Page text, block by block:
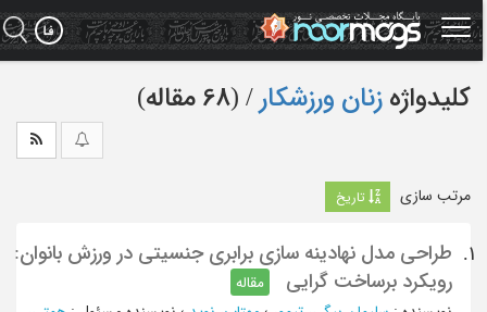
کلیدواژه زنان ورزشکار ‏/ (68 مقاله)
مرتب سازی تاریخ
1.
طراحی مدل نهادینه سازی برابری جنسیتی در ورزش بانوان:
رویکرد برساخت گرایی
مقاله